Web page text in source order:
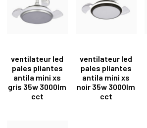
ventilateur led
pales pliantes
antila mini xs
gris 35w 3000lm
cct
ventilateur led
pales pliantes
antila mini xs
noir 35w 3000lm
cct